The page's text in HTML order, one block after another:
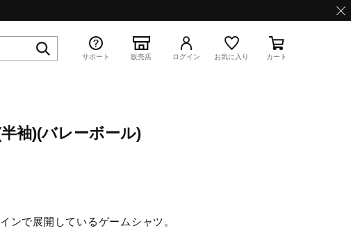
サポート 販売店 ログイン お気に入り カート
袖)(バレーボール)
ンで展開しているゲームシャツ。